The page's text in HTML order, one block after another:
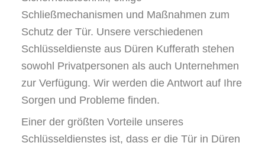
Schließmechanismen und Maßnahmen zum
Schutz der Tür. Unsere verschiedenen
Schlüsseldienste aus Düren Kufferath stehen
sowohl Privatpersonen als auch Unternehmen
zur Verfügung. Wir werden die Antwort auf Ihre
Sorgen und Probleme finden.
Einer der größten Vorteile unseres
Schlüsseldienstes ist, dass er die Tür in Düren